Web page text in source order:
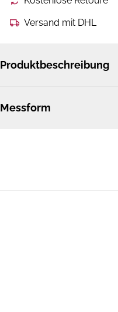
Versand mit DHL
Produktbeschreibung
Messform